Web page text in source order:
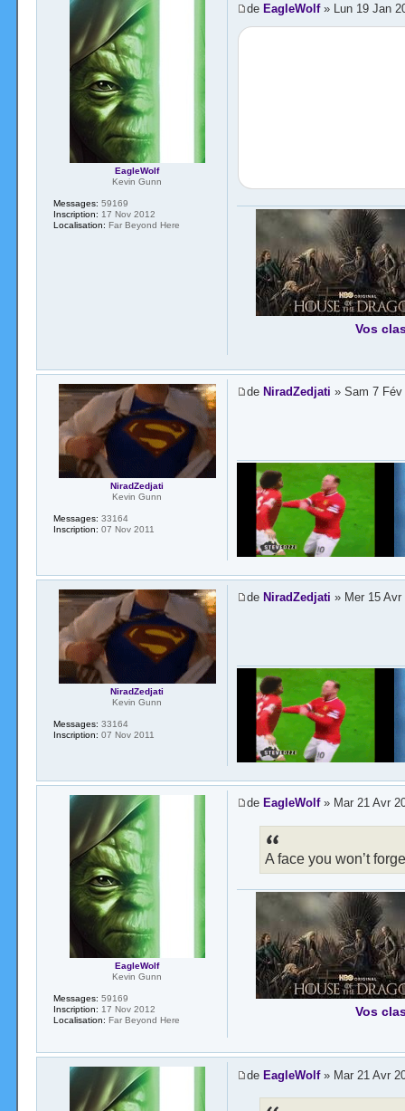
de EagleWolf» Lun 19 Jan
Vos
EagleWolf
Kevin Gunn
Messages: 59169
Inscription: 17 Nov 2012
Localisation: Far Beyond Here
de NiradZedjati » Sam 7 Fév
NiradZedjati
Kevin Gunn
Messages: 33164
Inscription: 07 Nov 2011
de NiradZedjati » Mer 15 Avr
NiradZedjati
Kevin Gunn
Messages: 33164
Inscription: 07 Nov 2011
de EagleWolf» Mar 21 Avr
A face you won’t
Vos
EagleWolf
Kevin Gunn
Messages: 59169
Inscription: 17 Nov 2012
Localisation: Far Beyond Here
de EagleWolf» Mar 21 Avr